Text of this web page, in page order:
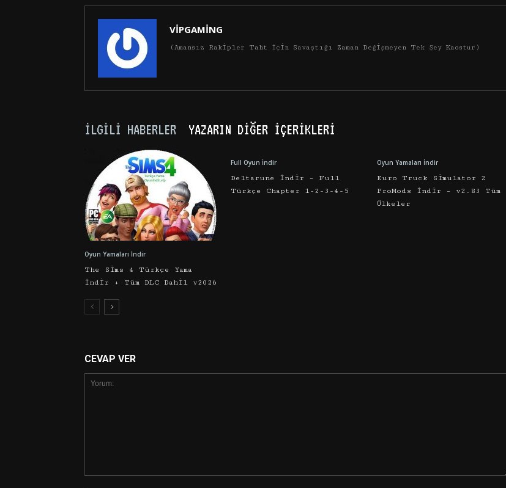
VİPGAMİNG
(Amansız Rakipler Taht İçin Savaştığı Zaman Değişmeyen Tek Şey Kaostur)
İLGILI HABERLER YAZARIN DIĞER İÇERIKLERI
Oyun Yamaları İndir
The Sims 4 Türkçe Yama
İndir + Tüm DLC Dahil v2026
Full Oyun İndir
Deltarune İndir – Full
Türkçe Chapter 1-2-3-4-5
Oyun Yamaları İndir
Euro Truck Simulator 2
ProMods İndir – v2.83 Tüm
Ülkeler
CEVAP VER